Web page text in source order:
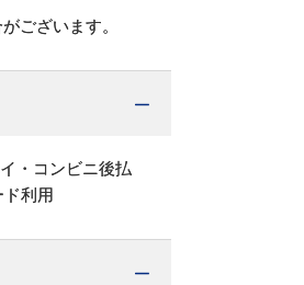
ございます。
・コンビニ後払
利用